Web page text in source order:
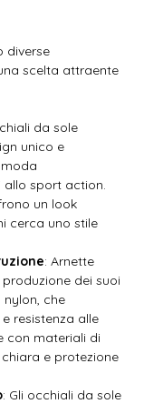
diverse
scelta attraente
da sole
unico e
sport action.
un look
cerca uno stile
: Arnette
dei suoi
nylon, che
resistenza alle
con materiali di
e protezione
: Gli occhiali da sole